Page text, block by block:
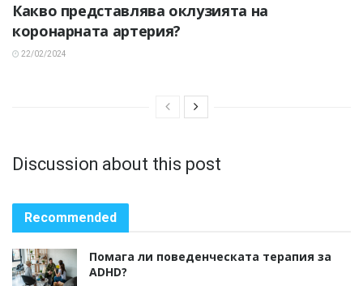
Какво представлява оклузията на
коронарната артерия?
22/02/2024
Discussion about this post
Recommended
Помага ли поведенческата терапия за
ADHD?